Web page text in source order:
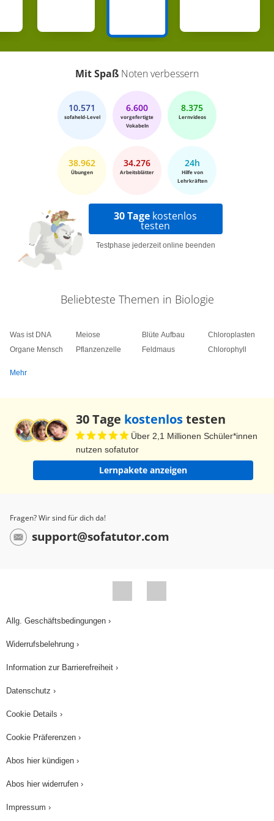
Mit Spaß Noten verbessern
10.571
sofaheld-Level
6.600
vorgefertigte
Vokabeln
8.375
Lernvideos
38.962
Übungen
34.276
Arbeitsblätter
24h
Hilfe von
Lehrkräften
30 Tage kostenlos
testen
Testphase jederzeit online beenden
Beliebteste Themen in Biologie
Was ist DNA
Organe Mensch
Meiose
Pflanzenzelle
Blüte Aufbau
Feldmaus
Chloroplasten
Chlorophyll
Mehr
30 Tage kostenlostesten
Über 2,1 Millionen Schüler*innen
nutzen sofatutor
Lernpakete anzeigen
Fragen? Wir sind für dich da!
support@sofatutor.com
Allg. Geschäftsbedingungen ›
Widerrufsbelehrung ›
Information zur Barrierefreiheit ›
Datenschutz ›
Cookie Details ›
Cookie Präferenzen ›
Abos hier kündigen ›
Abos hier widerrufen ›
Impressum ›